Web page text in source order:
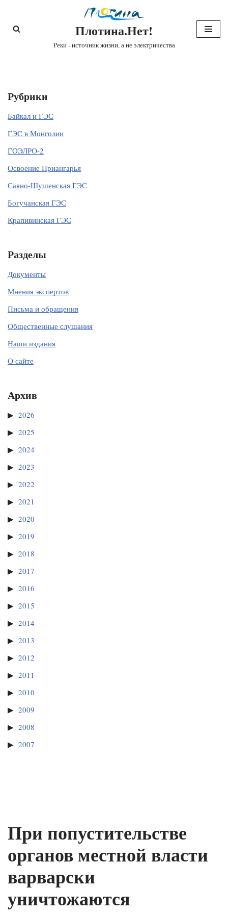
Перейти
Плотина.Нет!
Реки - источник жизни, а не электричества
Рубрики
Байкал и ГЭС
ГЭС в Монголии
ГОЭЛРО-2
Освоение Приангарья
Саяно-Шушенская ГЭС
Богучанская ГЭС
Крапивинская ГЭС
Разделы
Документы
Мнения экспертов
Письма и обращения
Общественные слушания
Наши издания
О сайте
Архив
2026
2025
2024
2023
2022
2021
2020
2019
2018
2017
2016
2015
2014
2013
2012
2011
2010
2009
2008
2007
При попустительстве
органов местной власти
варварски
уничтожаются